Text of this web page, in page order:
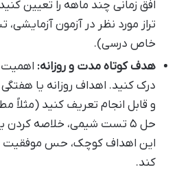
افق زمانی چند ماهه را تعیین
تراز مورد نظر در آزمون
خاص درسی).
هدف کوتاه مدت و روزانه: اهمیت
درک کنید. اهداف روزانه یا
حل ۵ تست شیمی، خلاصه
این اهداف کوچک، حس موفقیت و
کند.